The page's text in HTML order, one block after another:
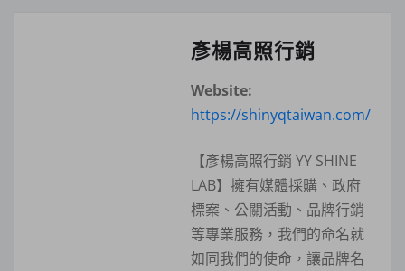
彥楊高照行銷
Website:
https://shinyqtaiwan.com/
【彥楊高照行銷 YY SHINE
LAB】擁有媒體採購、政府
標案、公關活動、品牌行銷
等專業服務，我們的命名就
如同我們的使命，讓品牌名